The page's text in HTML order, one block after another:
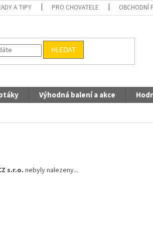
A TIPY PRO CHOVATELE OBCHODNÍ
HLEDAT
Výhodná balení a akce
s.r.o. nebyly nalezeny...